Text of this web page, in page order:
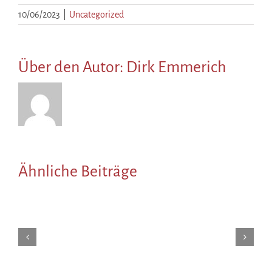
10/06/2023 Uncategorized
Über den Autor: Dirk Emmerich
Ähnliche Beiträge